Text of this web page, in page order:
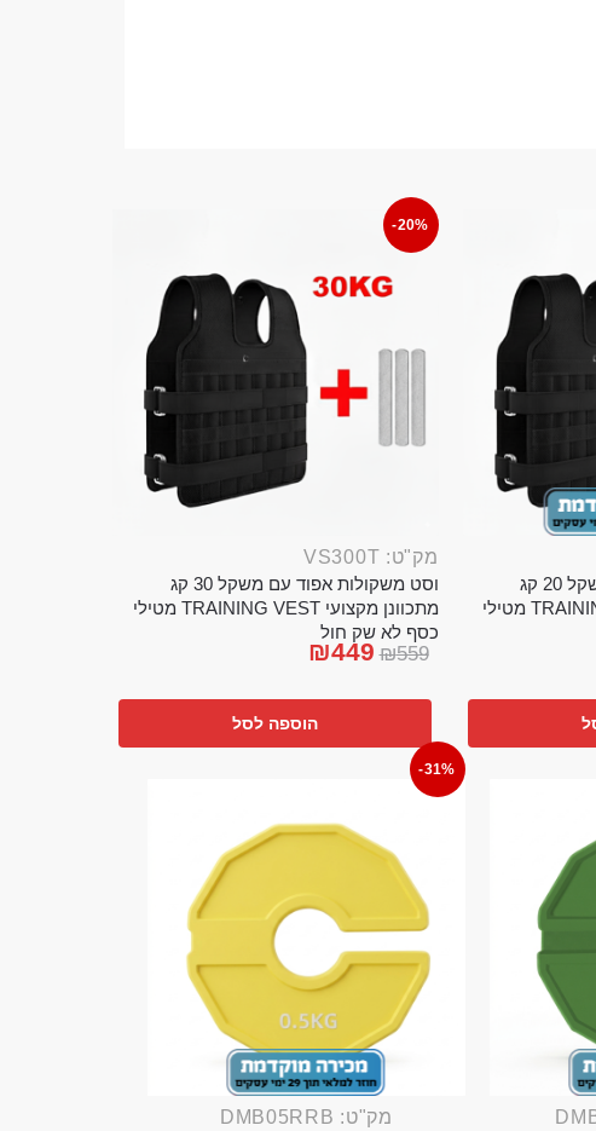
וסט משקולות אפוד עם משקל 20 קג
מתכוונן מקצועי TRAINING VEST מטילי
-20%
מק"ט: VS300T
וסט משקולות אפוד עם משקל 30 קג
מתכוונן מקצועי TRAINING VEST מטילי
כסף לא שק חול
₪559
₪449
הוספה לסל
-31%
מק"ט: DMB05RRB